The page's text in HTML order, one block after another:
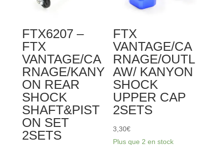
FTX6207 –
FTX
VANTAGE/CA
RNAGE/KANY
ON REAR
SHOCK
SHAFT&PIST
ON SET
2SETS
FTX
VANTAGE/CA
RNAGE/OUTL
AW/ KANYON
SHOCK
UPPER CAP
2SETS
3,30€
Plus que 2 en stock